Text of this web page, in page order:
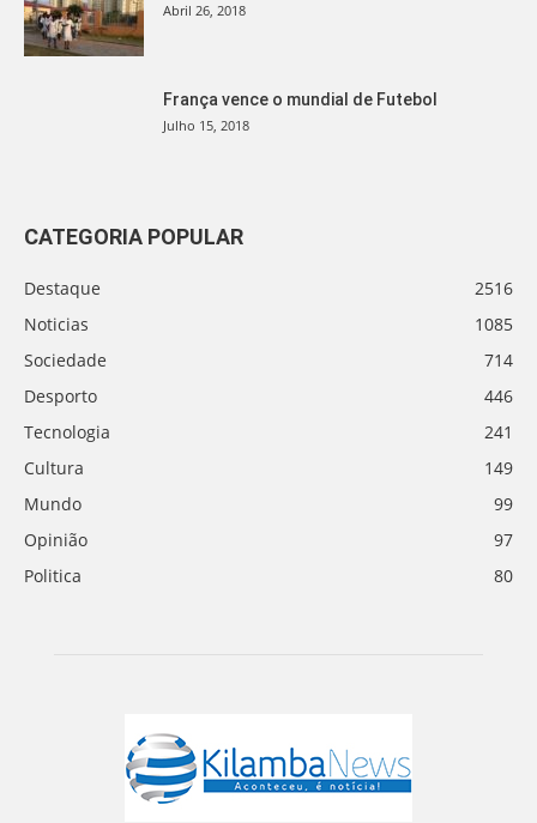
Abril 26, 2018
França vence o mundial de Futebol
Julho 15, 2018
CATEGORIA POPULAR
Destaque
2516
Noticias
1085
Sociedade
714
Desporto
446
Tecnologia
241
Cultura
149
Mundo
99
Opinião
97
Politica
80